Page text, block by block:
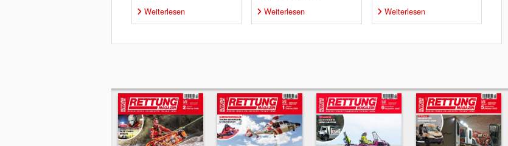
Weiterlesen Weiterlesen Weiterlesen